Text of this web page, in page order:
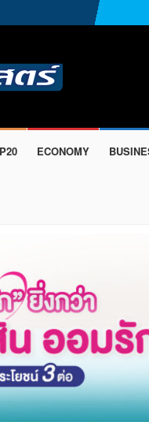
ECONOMY